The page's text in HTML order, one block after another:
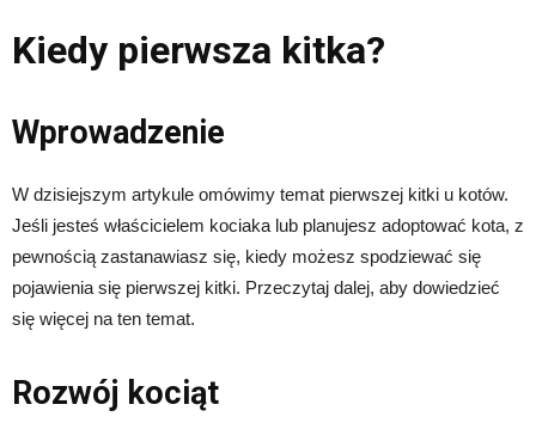
Kiedy pierwsza kitka?
Wprowadzenie
W dzisiejszym artykule omówimy temat pierwszej kitki u kotów.
Jeśli jesteś właścicielem kociaka lub planujesz adoptować kota, z
pewnością zastanawiasz się, kiedy możesz spodziewać się
pojawienia się pierwszej kitki. Przeczytaj dalej, aby dowiedzieć
się więcej na ten temat.
Rozwój kociąt